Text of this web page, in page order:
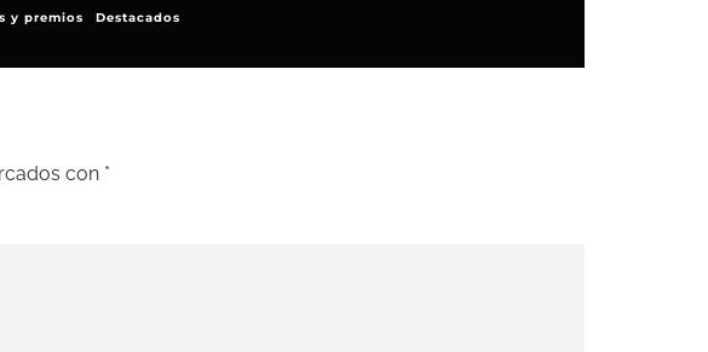
y premios Destacados
con *